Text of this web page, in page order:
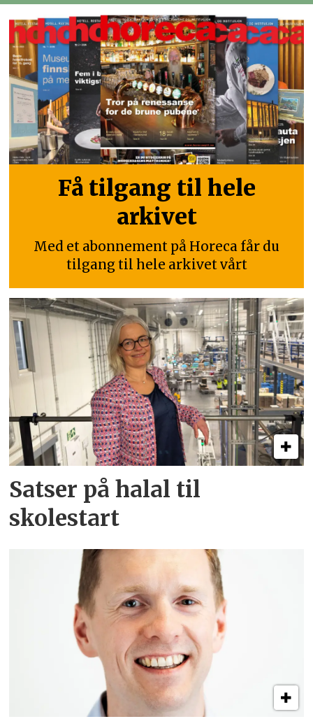
Få tilgang til hele
arkivet
Med et abonnement på Horeca får du
tilgang til hele arkivet vårt
Satser på halal til
skolestart